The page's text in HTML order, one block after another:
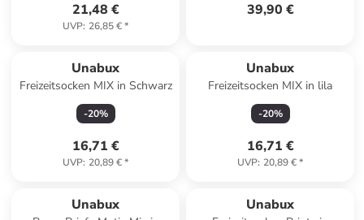
21,48 €
UVP: 26,85 €*
39,90 €
Unabux
Freizeitsocken MIX in Schwarz
-20%
16,71 €
UVP: 20,89 €*
Unabux
Freizeitsocken MIX in lila
-20%
16,71 €
UVP: 20,89 €*
Unabux Unabux